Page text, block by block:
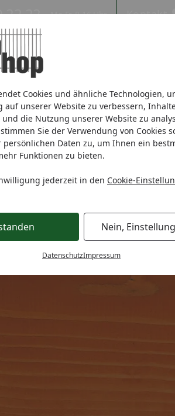
Cookies und ähnliche Technologien,
auf unserer Website zu verbessern,
die Nutzung unserer Website zu
Sie der Verwendung von Cookies
Daten zu, um Ihnen ein
Funktionen zu bieten.
jederzeit in den Cookie-
Nein,
DatenschutzImpressum
Eigene Montage-Teams
22 22 Mo-Fr. 8-16 Uhr Kontakt
Zaunsets Gabionen
BM Massivholz BM Serie TYP 190